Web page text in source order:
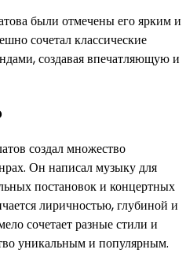
были отмечены его ярким и
сочетал классические
создавая впечатляющую и
создал множество
Он написал музыку для
постановок и концертных
лиричностью, глубиной и
сочетает разные стили и
уникальным и популярным.